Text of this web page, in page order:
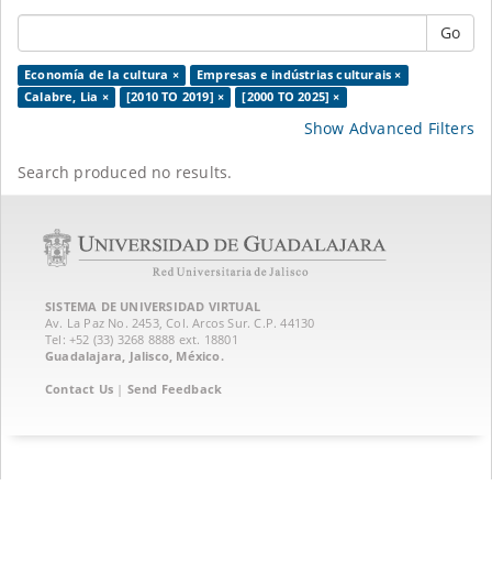
Go
Economía de la cultura ×
Empresas e indústrias culturais ×
Calabre, Lia ×
[2010 TO 2019] × [2000 TO 2025] ×
Show Advanced Filters
Search produced no results.
SISTEMA DE UNIVERSIDAD VIRTUAL
Av. La Paz No. 2453, Col. Arcos Sur. C.P. 44130
Tel: +52 (33) 3268 8888‏ ext. 18801
Guadalajara, Jalisco, México.
Contact Us | Send Feedback